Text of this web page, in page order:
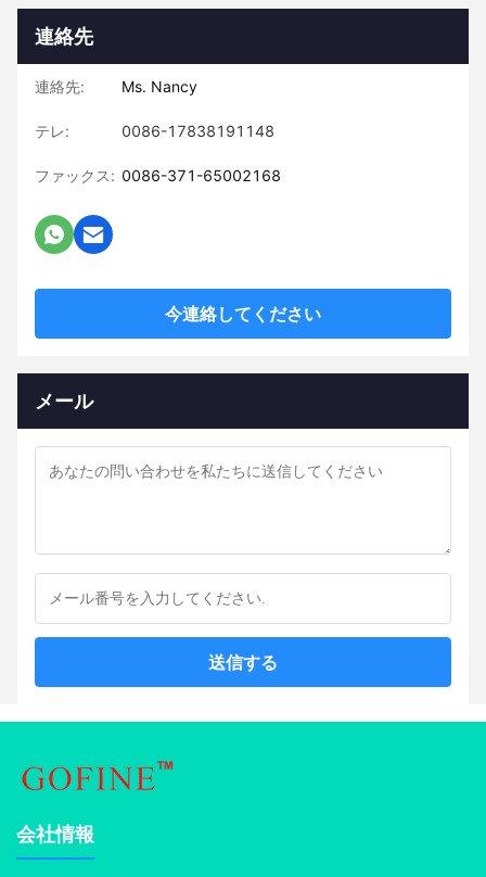
連絡先
連絡先: Ms. Nancy
テレ: 0086-17838191148
ファックス: 0086-371-65002168
今連絡してください
メール
送信する
会社情報